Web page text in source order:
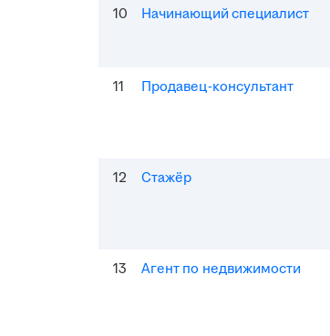
10 Начинающий специалист
11 Продавец-консультант
12 Стажёр
13 Агент по недвижимости